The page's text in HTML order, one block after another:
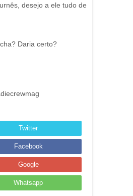
desejo a ele tudo de
Daria certo?
Twitter
Facebook
Google
Whatsapp